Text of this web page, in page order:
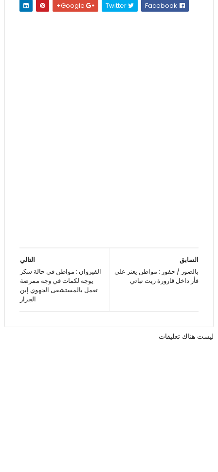
Twitter
التالي
القيروان : مواطن في حالة سكر
يوجه لكمات في وجه ممرضة
تعمل بالمستشفى الجهوي إبن
الجزار
السابق
بالصور / حفوز : مواطن يعثر على
فأر داخل قارورة زيت نباتي
ليست هناك تعليقات